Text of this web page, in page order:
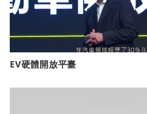
EV硬體開放平臺